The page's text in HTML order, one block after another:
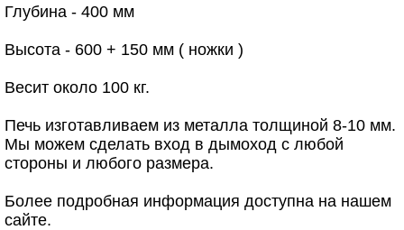
Глубина - 400 мм
Высота - 600 + 150 мм ( ножки )
Весит около 100 кг.
Печь изготавливаем из металла толщиной 8-10 мм.
Мы можем сделать вход в дымоход с любой
стороны и любого размера.
Более подробная информация доступна на нашем
сайте.